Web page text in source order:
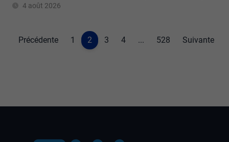
4 août 2026
Précédente 1 2 3 4 ... 528 Suivante